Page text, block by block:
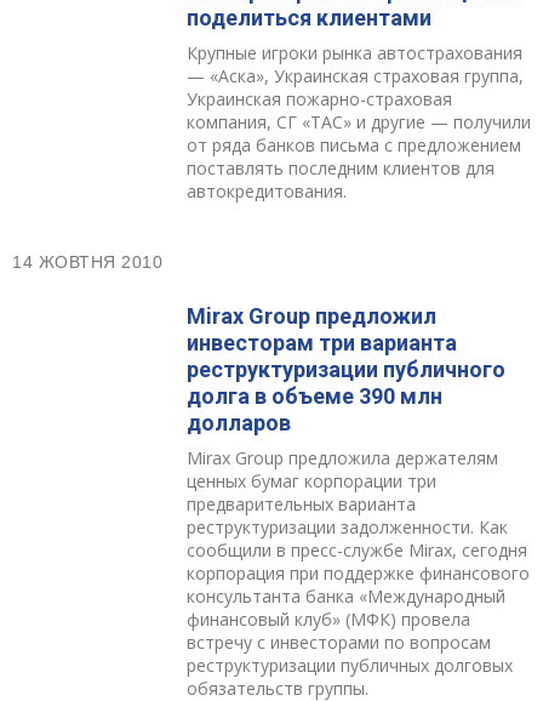
поделиться клиентами
Крупные игроки рынка автострахования
— «Аска», Украинская страховая группа,
Украинская пожарно-страховая
компания, СГ «ТАС» и другие — получили
от ряда банков письма с предложением
поставлять последним клиентов для
автокредитования.
14 ЖОВТНЯ 2010
Mirax Group предложил
инвесторам три варианта
реструктуризации публичного
долга в объеме 390 млн
долларов
Mirax Group предложила держателям
ценных бумаг корпорации три
предварительных варианта
реструктуризации задолженности. Как
сообщили в пресс-службе Mirax, сегодня
корпорация при поддержке финансового
консультанта банка «Международный
финансовый клуб» (МФК) провела
встречу с инвесторами по вопросам
реструктуризации публичных долговых
обязательств группы.